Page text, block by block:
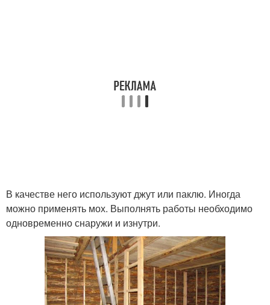
В качестве него используют джут или паклю. Иногда
можно применять мох. Выполнять работы необходимо
одновременно снаружи и изнутри.